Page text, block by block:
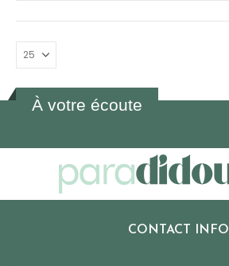
À votre écoute
CONTACT INFO